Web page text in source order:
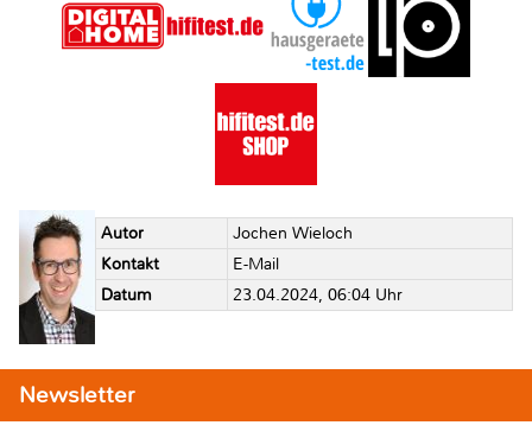
Autor
Jochen Wieloch
Kontakt
E-Mail
Datum
23.04.2024, 06:04 Uhr
Newsletter